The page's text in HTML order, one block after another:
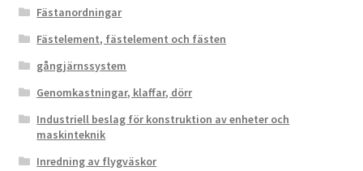
Fästanordningar
Fästelement, fästelement och fästen
gångjärnssystem
Genomkastningar, klaffar, dörr
Industriell beslag för konstruktion av enheter och
maskinteknik
Inredning av flygväskor